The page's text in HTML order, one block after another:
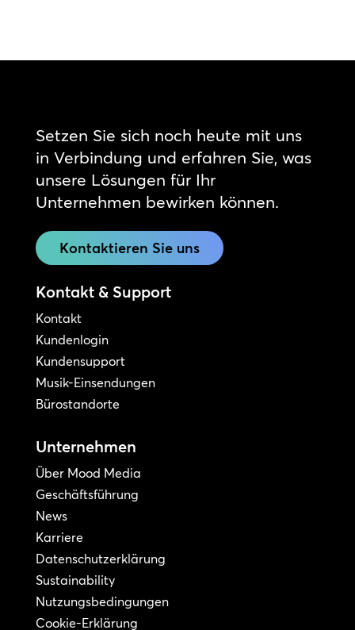
Setzen Sie sich noch heute mit uns
in Verbindung und erfahren Sie, was
unsere Lösungen für Ihr
Unternehmen bewirken können.
Kontaktieren Sie uns
Kontakt & Support
Kontakt
Kundenlogin
Kundensupport
Musik-Einsendungen
Bürostandorte
Unternehmen
Über Mood Media
Geschäftsführung
News
Karriere
Datenschutzerklärung
Sustainability
Nutzungsbedingungen
Cookie-Erklärung